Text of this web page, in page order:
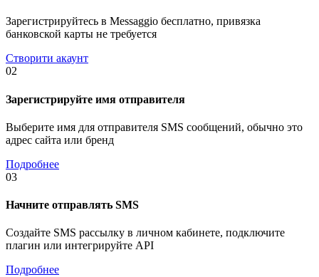
Зарегистрируйтесь в Messaggio бесплатно, привязка
банковской карты не требуется
Створити акаунт
02
Зарегистрируйте имя отправителя
Выберите имя для отправителя SMS сообщений, обычно это
адрес сайта или бренд
Подробнее
03
Начните отправлять SMS
Создайте SMS рассылку в личном кабинете, подключите
плагин или интегрируйте API
Подробнее